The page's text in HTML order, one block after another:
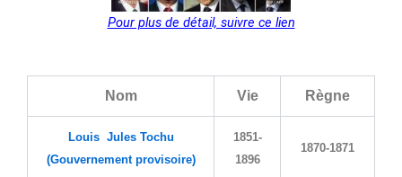
Pour plus de détail, suivre ce lien
Nom Vie Règne
Louis Jules Tochu
(Gouvernement provisoire)
1851-
1896
1870-1871